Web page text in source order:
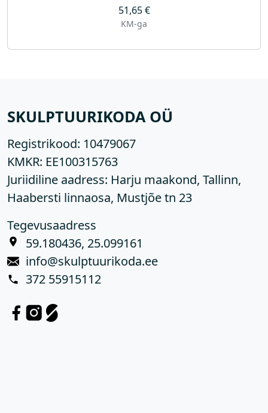
51,65€
KM-ga
SKULPTUURIKODA OÜ
Registrikood: 10479067
KMKR: EE100315763
Juriidiline aadress: Harju maakond, Tallinn,
Haabersti linnaosa, Mustjõe tn 23
Tegevusaadress
59.180436, 25.099161
info@skulptuurikoda.ee
372 55915112